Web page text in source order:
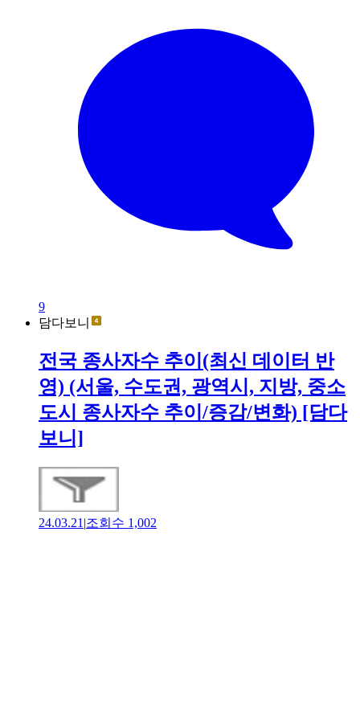
9
담다보니
전국 종사자수 추이(최신 데이터 반
영) (서울, 수도권, 광역시, 지방, 중소
도시 종사자수 추이/증감/변화) [담다
보니]
24.03.21 |조회수 1,002